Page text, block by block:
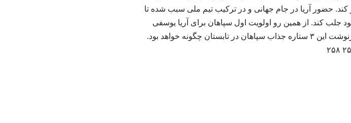
کند. حضور آریا در جام جهانی و در ترکیب تیم ملی سبب شده تا
جلب کند. از همین رو اولویت اول سپاهان برای آریا یوسفی
ترانسفر به خارج است. باید در نهایت منتظر ماند و دید سرنوشت این ۳ ستاره جذاب سپاهان در تابستان چگونه خواهد بود.
۲۵۸